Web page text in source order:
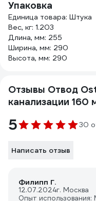
Упаковка
Единица товара: Штука
Вес, кг: 1.203
Длина, мм: 255
Ширина, мм: 290
Высота, мм: 290
Отзывы Отвод
канализации 160
5 30
Написать отзыв
Филипп Г.
12.07.2024г. Москва
Опыт